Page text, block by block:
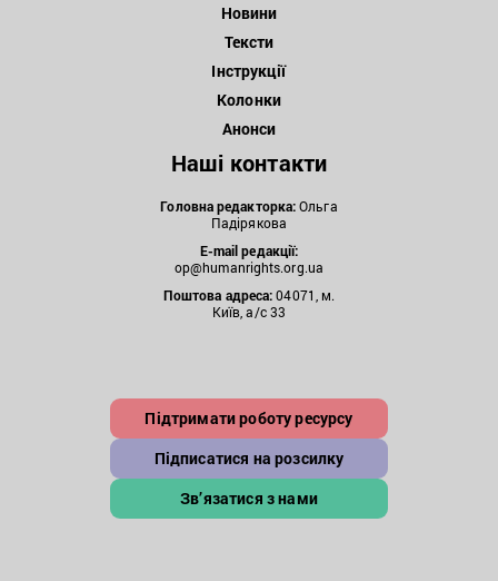
Новини
Тексти
Інструкції
Колонки
Анонси
Наші контакти
Головна редакторка:Ольга
Падірякова
E-mail редакції:
op@humanrights.org.ua
Поштова адреса:04071, м.
Київ, а/с 33
Підтримати роботу ресурсу
Підписатися на розсилку
Зв’язатися з нами